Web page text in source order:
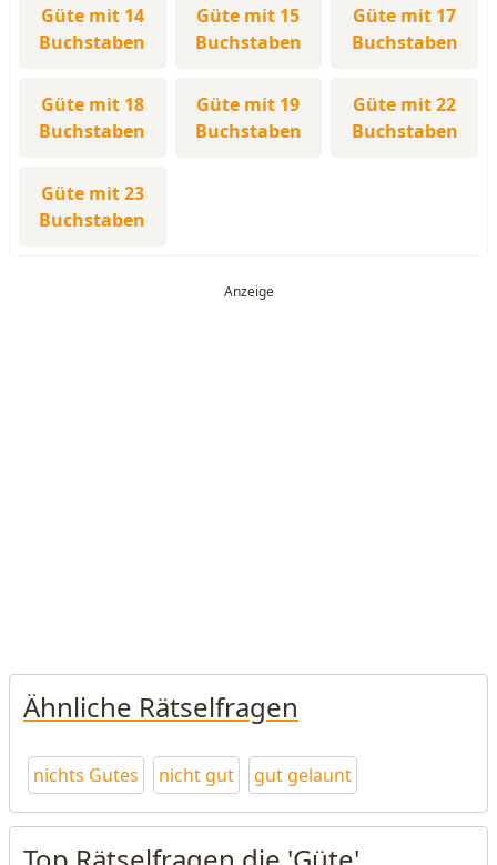
Güte mit 14
Buchstaben
Güte mit 15
Buchstaben
Güte mit 17
Buchstaben
Güte mit 18
Buchstaben
Güte mit 19
Buchstaben
Güte mit 22
Buchstaben
Güte mit 23
Buchstaben
Ähnliche Rätselfragen
nichts Gutes nicht gut gut gelaunt